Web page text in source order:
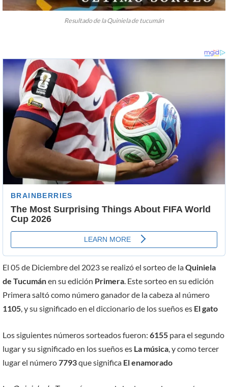
Resultado de la Quiniela de tucumán
El 05 de Diciembre del 2023 se realizó el sorteo de laQuiniela
de Tucumánen su edición Primera. Este sorteo en su edición
Primera saltó como número ganador de la cabeza al número
1105, y su significado en el diccionario de los sueños es El gato
Los siguientes números sorteados fueron: 6155 para el segundo
lugar y su significado en los sueños es La música , y como tercer
lugar el número7793que significa El enamorado